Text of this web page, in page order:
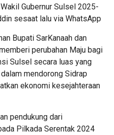
Gubernur Sulsel 2025-
sesaat lalu via WhatsApp
Bupati SarKanaah dan
perubahan Maju bagi
Sulsel secara luas yang
mendorong Sidrap
ekonomi kesejahteraan
pendukung dari
Pilkada Serentak 2024